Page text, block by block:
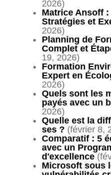
2026)
Matrice Ansoff
Stratégies et
2026)
Planning de
Complet et
19, 2026)
Formation
Expert en
2026)
Quels sont les
payés avec un
2026)
Quelle est la
ses ? (février 8,
Comparatif : 5
avec un
d'excellence
Microsoft sous